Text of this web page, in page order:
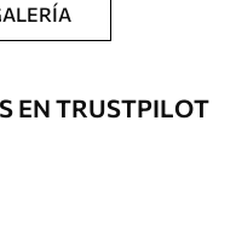
EN TRUSTPILOT